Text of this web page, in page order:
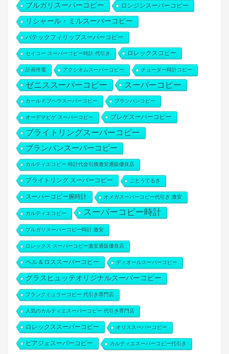
ブルガリスーパーコピー ロンジンスーパーコピー
リシャール・ミルスーパーコピー
パテックフィリップスーパーコピー
セイコー スーパーコピー時計 代引き ロレックスコピー
計画停電 アクシオムスーパーコピー チューダー時計コピー
ゼニススーパーコピー スーパーコピー
カール F.ブヘラスーパーコピー ブランパンコピー
オーデマピゲ スーパーコピー ブレゲスーパーコピー
ブライトリングスーパーコピー
ブランパンスーパーコピー
カルティエコピー 時計代金引換激安通販優良店
ブライトリング スーパーコピー ごとうてるき
スーパーコピー腕時計 オメガスーパーコピー代引き 激安
カルティエコピー スーパーコピー時計
ブルガリスーパーコピー時計 激安
ロレックス スーパーコピー激安通販優良店
ベル＆ロススーパーコピー ディオールスーパーコピー
グラスヒュッテオリジナルスーパーコピー
フランクミュラーコピー 代引き専門店
人気のカルティエスーパーコピー 代引き専門店
ロレックススーパーコピー オリススーパーコピー
ピアジェスーパーコピー カルティエスーパーコピー代引き